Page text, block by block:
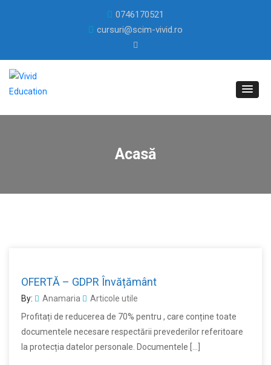
0746170521
cursuri@scim-vivid.ro
Acasă
OFERTĂ – GDPR Învățământ
By: Anamaria
Articole utile
Profitați de reducerea de 70% pentru , care conține toate
documentele necesare respectării prevederilor referitoare
la protecția datelor personale. Documentele […]